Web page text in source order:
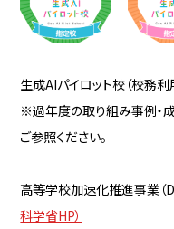
生成AIパイロット校（校務
※過年度の取り組み事例・
ご参照ください。
高等学校加速化推進事業
科学省HP）